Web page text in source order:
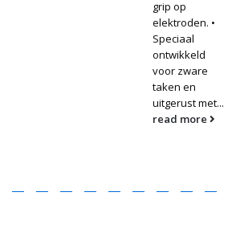
grip op
elektroden. •
Speciaal
ontwikkeld
voor zware
taken en
uitgerust met...
read more